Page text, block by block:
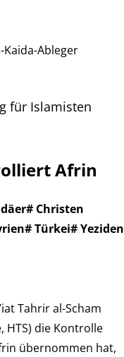
anzeigen
Kaida-Ableger
für Islamisten
Afrin
# Christen
# Türkei# Yeziden
Tahrir al-Scham
HTS) die Kontrolle
übernommen hat,